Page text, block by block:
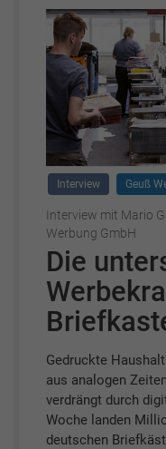
Interview Geuß
Interview mit Mario
Werbung GmbH
Die
Gedruckte
aus analogen
verdrängt durch
Woche landen
deutschen